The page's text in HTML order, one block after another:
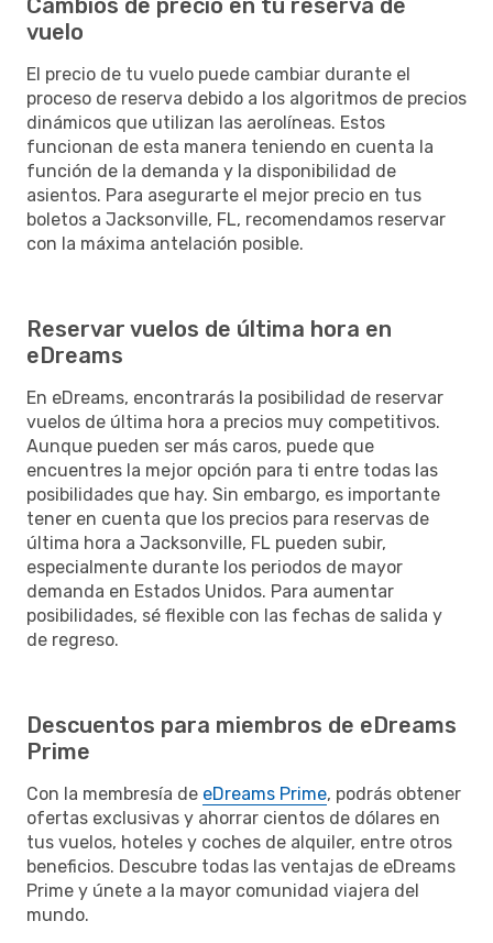
Cambios de precio en tu reserva de
vuelo
El precio de tu vuelo puede cambiar durante el
proceso de reserva debido a los algoritmos de precios
dinámicos que utilizan las aerolíneas. Estos
funcionan de esta manera teniendo en cuenta la
función de la demanda y la disponibilidad de
asientos. Para asegurarte el mejor precio en tus
boletos a Jacksonville, FL, recomendamos reservar
con la máxima antelación posible.
Reservar vuelos de última hora en
eDreams
En eDreams, encontrarás la posibilidad de reservar
vuelos de última hora a precios muy competitivos.
Aunque pueden ser más caros, puede que
encuentres la mejor opción para ti entre todas las
posibilidades que hay. Sin embargo, es importante
tener en cuenta que los precios para reservas de
última hora a Jacksonville, FL pueden subir,
especialmente durante los periodos de mayor
demanda en Estados Unidos. Para aumentar
posibilidades, sé flexible con las fechas de salida y
de regreso.
Descuentos para miembros de eDreams
Prime
Con la membresía de eDreams Prime, podrás obtener
ofertas exclusivas y ahorrar cientos de dólares en
tus vuelos, hoteles y coches de alquiler, entre otros
beneficios. Descubre todas las ventajas de eDreams
Prime y únete a la mayor comunidad viajera del
mundo.